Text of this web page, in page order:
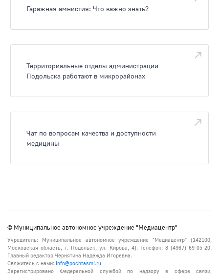
Гаражная амнистия: Что важно знать?
Территориальные отделы администрации
Подольска работают в микрорайонах
Чат по вопросам качества и доступности
медицины
© Муниципальное автономное учреждение "Медиацентр"
Учредитель: Муниципальное автономное учреждение "Медиацентр" (142100,
Московская область, г. Подольск, ул. Кирова, 4). Телефон: 8 (4967) 69-05-20.
Главный редактор Чернятина Надежда Игоревна.
Свяжитесь с нами: info@pochtasmi.ru
Зарегистрировано Федеральной службой по надзору в сфере связи,